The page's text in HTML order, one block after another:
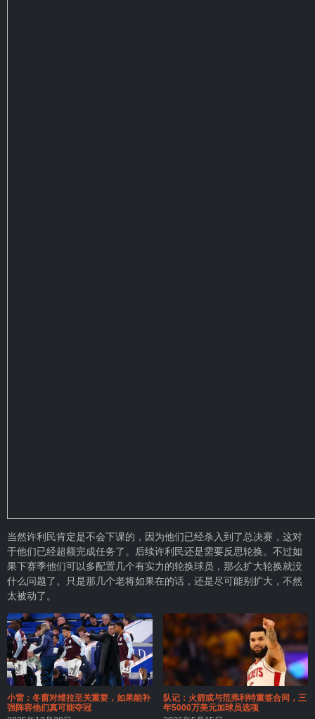
当然许利民肯定是不会下课的，因为他们已经杀入到了总决赛，这对
于他们已经超额完成任务了。后续许利民还是需要反思轮换。不过如
果下赛季他们可以多配置几个有实力的轮换球员，那么扩大轮换就没
什么问题了。只是那几个老将如果在的话，还是尽可能别扩大，不然
太被动了。
小雷：冬窗对维拉至关重要，如果能补
强阵容他们真可能夺冠
队记：火箭或与范弗利特重签合同，三
年5000万美元加球员选项